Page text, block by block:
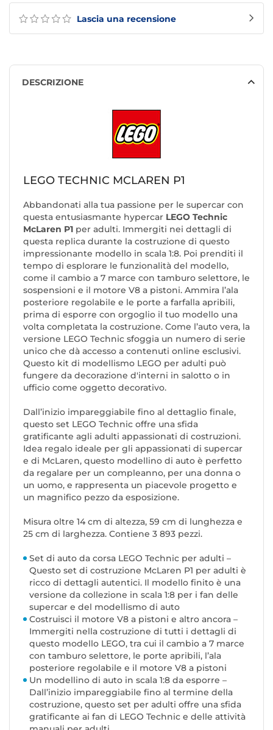
Lascia una recensione
DESCRIZIONE
LEGO TECHNIC MCLAREN P1
Abbandonati alla tua passione per le supercar con
questa entusiasmante hypercar LEGO Technic
McLaren P1 per adulti. Immergiti nei dettagli di
questa replica durante la costruzione di questo
impressionante modello in scala 1:8. Poi prenditi il
tempo di esplorare le funzionalità del modello,
come il cambio a 7 marce con tamburo selettore, le
sospensioni e il motore V8 a pistoni. Ammira l’ala
posteriore regolabile e le porte a farfalla apribili,
prima di esporre con orgoglio il tuo modello una
volta completata la costruzione. Come l’auto vera, la
versione LEGO Technic sfoggia un numero di serie
unico che dà accesso a contenuti online esclusivi.
Questo kit di modellismo LEGO per adulti può
fungere da decorazione d'interni in salotto o in
ufficio come oggetto decorativo.
Dall’inizio impareggiabile fino al dettaglio finale,
questo set LEGO Technic offre una sfida
gratificante agli adulti appassionati di costruzioni.
Idea regalo ideale per gli appassionati di supercar
e di McLaren, questo modellino di auto è perfetto
da regalare per un compleanno, per una donna o
un uomo, e rappresenta un piacevole progetto e
un magnifico pezzo da esposizione.
Misura oltre 14 cm di altezza, 59 cm di lunghezza e
25 cm di larghezza. Contiene 3 893 pezzi.
Set di auto da corsa LEGO Technic per adulti –
Questo set di costruzione McLaren P1 per adulti è
ricco di dettagli autentici. Il modello finito è una
versione da collezione in scala 1:8 per i fan delle
supercar e del modellismo di auto
Costruisci il motore V8 a pistoni e altro ancora –
Immergiti nella costruzione di tutti i dettagli di
questo modello LEGO, tra cui il cambio a 7 marce
con tamburo selettore, le porte apribili, l’ala
posteriore regolabile e il motore V8 a pistoni
Un modellino di auto in scala 1:8 da esporre –
Dall’inizio impareggiabile fino al termine della
costruzione, questo set per adulti offre una sfida
gratificante ai fan di LEGO Technic e delle attività